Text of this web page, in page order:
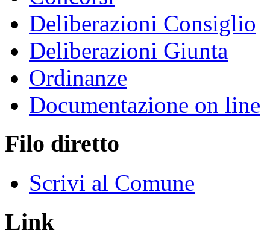
Deliberazioni Consiglio
Deliberazioni Giunta
Ordinanze
Documentazione on line
Filo diretto
Scrivi al Comune
Link